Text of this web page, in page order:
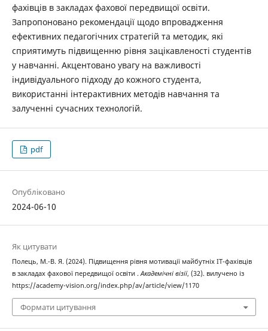
фахівців в закладах фахової передвищої освіти.
Запропоновано рекомендації щодо впровадження
ефективних педагогічних стратегій та методик, які
сприятимуть підвищенню рівня зацікавленості студентів
у навчанні. Акцентовано увагу на важливості
індивідуального підходу до кожного студента,
використанні інтерактивних методів навчання та
залученні сучасних технологій.
pdf
Опубліковано
2024-06-10
Як цитувати
Полець, М.-В. Я. (2024). Підвищення рівня мотивації майбутніх ІТ-фахівців
в закладах фахової передвищої освіти .Академічні візії, (32). вилучено із
https://academy-vision.org/index.php/av/article/view/1170
Формати цитування